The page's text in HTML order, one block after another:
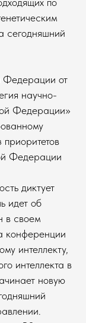
сегодняшний
Федерации от
научно-
Федерации»
Федерации
диктует
идет об
в своем
конференции
интеллекту,
интеллекта в
новую